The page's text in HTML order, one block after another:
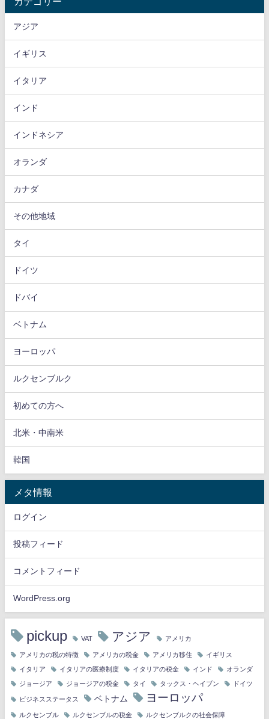
アジア
イギリス
イタリア
インド
インドネシア
オランダ
カナダ
その他地域
タイ
ドイツ
ドバイ
ベトナム
ヨーロッパ
ルクセンブルク
初めての方へ
北米・中南米
韓国
メタ情報
ログイン
投稿フィード
コメントフィード
WordPress.org
pickup VAT アジア アメリカ
アメリカの税の特徴 アメリカの税金 アメリカ移住 イギリス
イタリア イタリアの医療制度 イタリアの税金 インド オランダ
ジョージア ジョージアの税金 タイ タックス・ヘイブン ドイツ
ビジネスステータス ベトナム ヨーロッパ
ルクセンブル ルクセンブルの税金 ルクセンブルクの社会保障